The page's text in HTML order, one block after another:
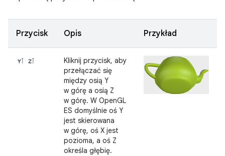
Przycisk Opis Przykład
Kliknij przycisk, aby
przełączać się
między osią Y
w górę a osią Z
w górę. W OpenGL
ES domyślnie oś Y
jest skierowana
w górę, oś X jest
pozioma, a oś Z
określa głębię.